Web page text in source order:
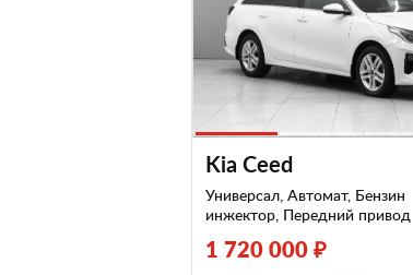
Kia Ceed
Универсал, Автомат, Бензин
инжектор, Передний привод
1 720 000 ₽